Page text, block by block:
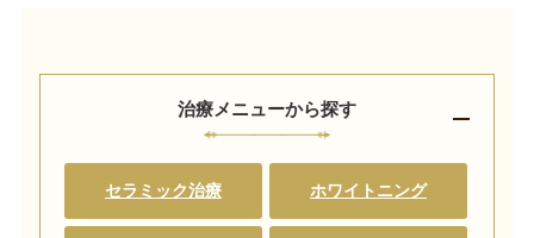
治療メニューから探す
セラミック治療 ホワイトニング